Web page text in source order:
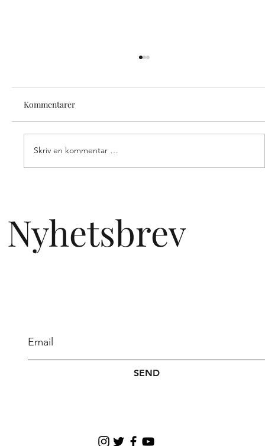
Kommentarer
Skriv en kommentar …
Nyhetsbrev
SEND